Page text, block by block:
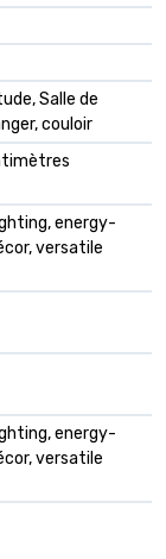
Salle de
couloir
energy-
versatile
energy-
versatile